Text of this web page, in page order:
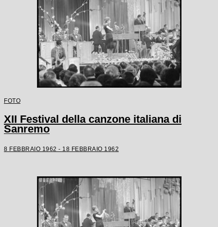
FOTO
XII Festival della canzone italiana di
Sanremo
8 FEBBRAIO 1962 - 18 FEBBRAIO 1962